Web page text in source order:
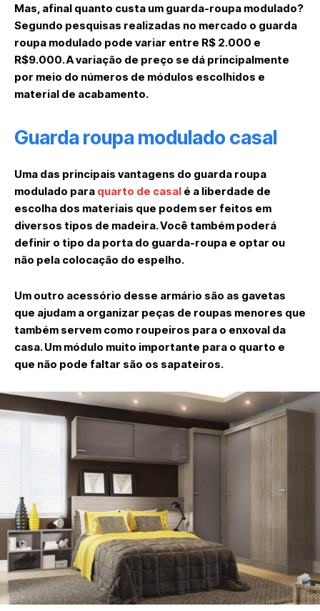
Mas, afinal quanto custa um guarda-roupa modulado?
Segundo pesquisas realizadas no mercado o guarda
roupa modulado pode variar entre R$ 2.000 e
R$9.000. A variação de preço se dá principalmente
por meio do números de módulos escolhidos e
material de acabamento.
Guarda roupa modulado casal
Uma das principais vantagens do guarda roupa
modulado para quarto de casal é a liberdade de
escolha dos materiais que podem ser feitos em
diversos tipos de madeira. Você também poderá
definir o tipo da porta do guarda-roupa e optar ou
não pela colocação do espelho.
Um outro acessório desse armário são as gavetas
que ajudam a organizar peças de roupas menores que
também servem como roupeiros para o enxoval da
casa. Um módulo muito importante para o quarto e
que não pode faltar são os sapateiros.